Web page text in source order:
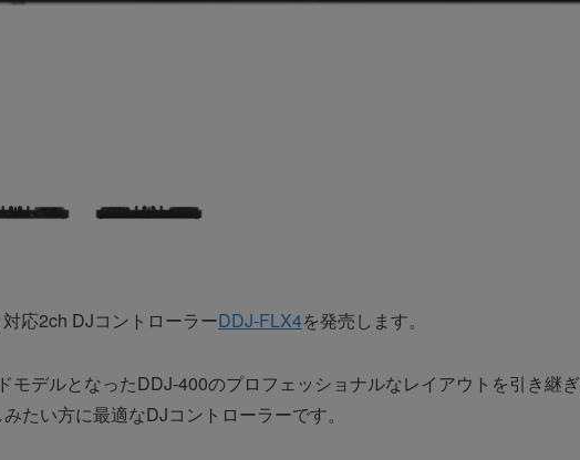
応2ch DJコントローラーDDJ-FLX4を発売します。
デルとなったDDJ-400のプロフェッショナルなレイアウトを引き継
たい方に最適なDJコントローラーです。